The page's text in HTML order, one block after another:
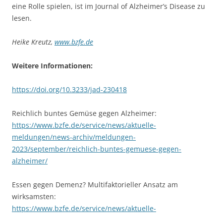
eine Rolle spielen, ist im Journal of Alzheimer’s Disease zu
lesen.
Heike Kreutz, www.bzfe.de
Weitere Informationen:
https://doi.org/10.3233/jad-230418
Reichlich buntes Gemüse gegen Alzheimer:
https://www.bzfe.de/service/news/aktuelle-
meldungen/news-archiv/meldungen-
2023/september/reichlich-buntes-gemuese-gegen-
alzheimer/
Essen gegen Demenz? Multifaktorieller Ansatz am
wirksamsten:
https://www.bzfe.de/service/news/aktuelle-